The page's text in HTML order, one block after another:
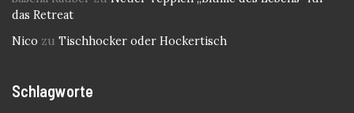
das Retreat
Nico zu Tischhocker oder Hockertisch
Schlagworte